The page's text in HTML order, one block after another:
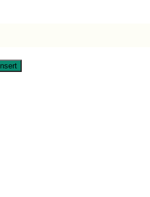
Insert